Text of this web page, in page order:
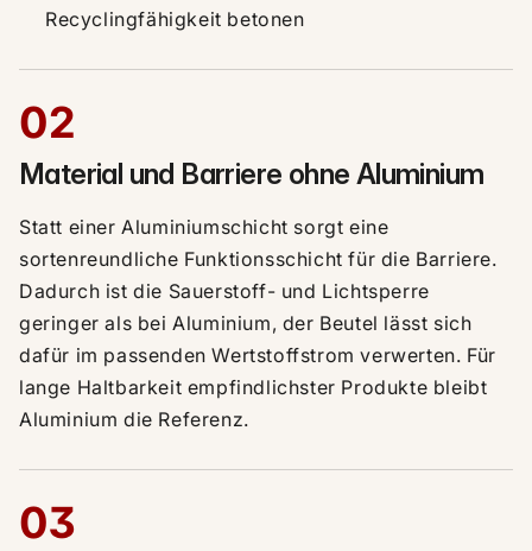
Recyclingfähigkeit betonen
02
Material und Barriere ohne Aluminium
Statt einer Aluminiumschicht sorgt eine
sortenreundliche Funktionsschicht für die Barriere.
Dadurch ist die Sauerstoff- und Lichtsperre
geringer als bei Aluminium, der Beutel lässt sich
dafür im passenden Wertstoffstrom verwerten. Für
lange Haltbarkeit empfindlichster Produkte bleibt
Aluminium die Referenz.
03